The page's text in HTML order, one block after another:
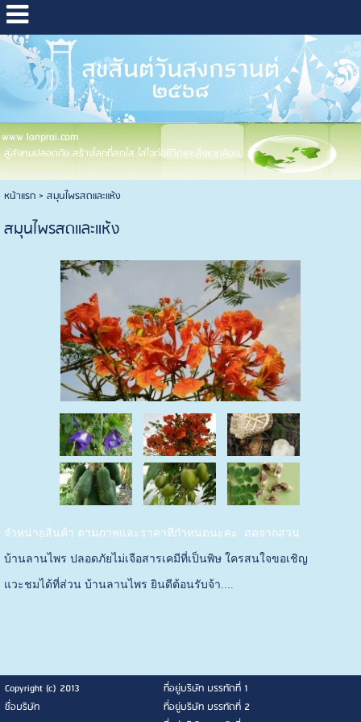
www lanprai.com
สู่สังคมปลอดภัย สร้างโลกที่สดใส ใส่ใจต่อชีวิตและสิ่งแวดล้อม
หน้าแรก> สมุนไพรสดและแห้ง
สมุนไพรสดและแห้ง
จำหน่ายสินค้า ตามภาพและราคาทีกำหนดนะคะ สดจากสวน
บ้านลานไพร ปลอดภัยไม่เจือสารเคมีที่เป็นพิษ ใครสนใจขอเชิญ
แวะชมได้ที่ส่วน บ้านลานไพร ยินดีต้อนรับจ้า....
Copyright (c) 2013
ที่อยู่บริษัท บรรทัดที่ 1
ชื่อบริษัท
ที่อยู่บริษัท บรรทัดที่ 2